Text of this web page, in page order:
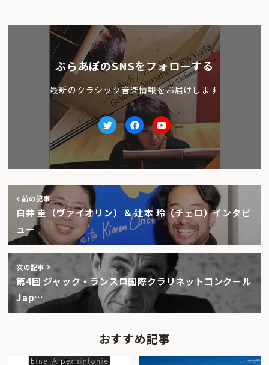
ぶらあぼのSNSをフォローする
最新のクラシック音楽情報をお届けします
TwitterfacebookYoutube
前の記事
白井 圭（ヴァイオリン）＆ 辻本 玲（チェロ）インタビ
ュー
次の記事
第4回 ジャック・ランスロ国際クラリネットコンクール
Jap…
おすすめ記事